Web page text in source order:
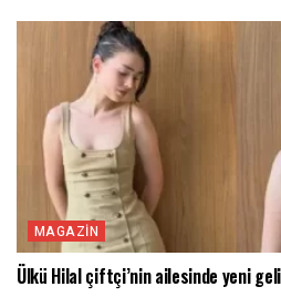
MAGAZIN
Ülkü Hilal çiftçi’nin ailesinde yeni